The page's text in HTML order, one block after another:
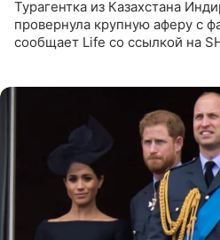
Турагентка из Казахстана
провернула крупную аферу с
сообщает Life со ссылкой на